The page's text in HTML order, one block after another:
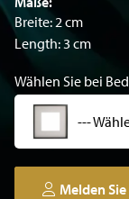
Breite: 2 cm
Length: 3 cm
Wählen Sie bei
---
Melden